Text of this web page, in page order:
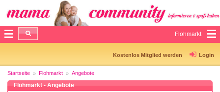
Flohmarkt
Kostenlos Mitglied werden Login
Startseite Flohmarkt Angebote
Flohmarkt - Angebote